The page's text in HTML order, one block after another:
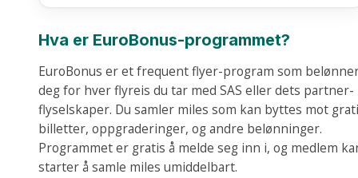
Hva er EuroBonus-programmet?
EuroBonus er et frequent flyer-program som
deg for hver flyreis du tar med SAS eller dets partner-
flyselskaper. Du samler miles som kan byttes mot
billetter, oppgraderinger, og andre belønninger.
Programmet er gratis å melde seg inn i, og medlem
starter å samle miles umiddelbart.